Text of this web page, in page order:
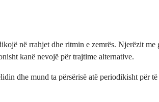
në rrahjet dhe ritmin e zemrës. Njerëzit me
kanë nevojë për trajtime alternative.
dhe mund ta përsërisë atë periodikisht për